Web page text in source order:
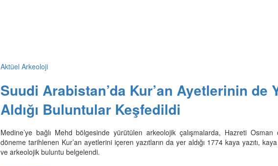
Aktüel Arkeoloji
Suudi Arabistan’da Kur’an Ayetlerinin de
Aldığı Buluntular Keşfedildi
Medine’ye bağlı Mehd bölgesinde yürütülen arkeolojik çalışmalarda, Hazreti Osman
döneme tarihlenen Kur’an ayetlerini içeren yazıtların da yer aldığı 1774 kaya yazıtı,
ve arkeolojik buluntu belgelendi.